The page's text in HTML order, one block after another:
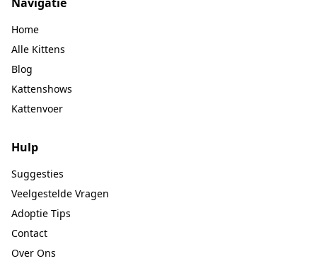
Home
Alle Kittens
Blog
Kattenshows
Kattenvoer
Hulp
Suggesties
Veelgestelde Vragen
Adoptie Tips
Contact
Over Ons